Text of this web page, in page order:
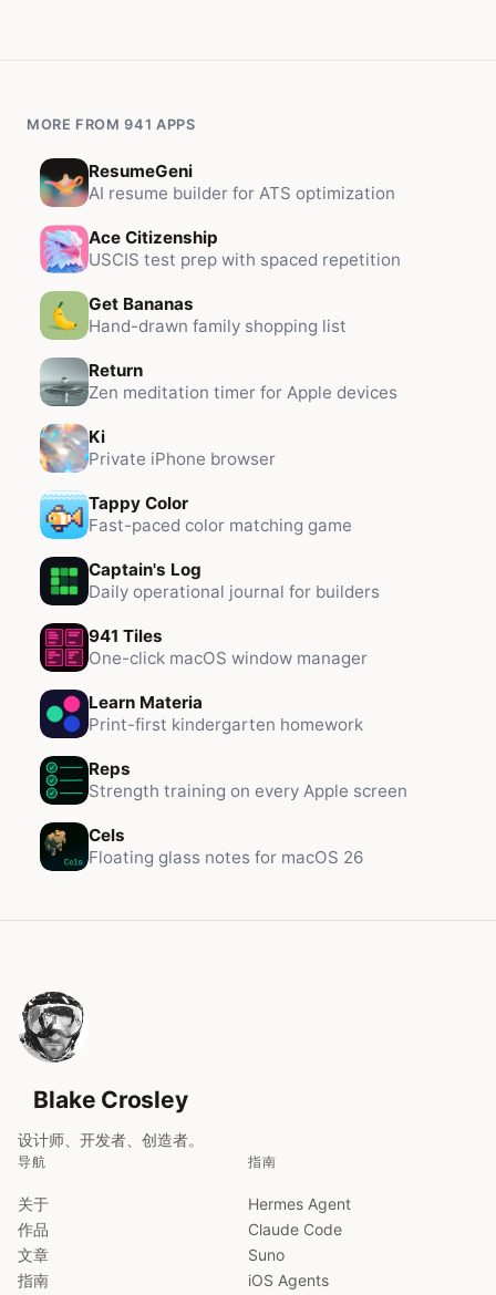
MORE FROM 941 APPS
ResumeGeni
AI resume builder for ATS optimization
Ace Citizenship
USCIS test prep with spaced repetition
Get Bananas
Hand-drawn family shopping list
Return
Zen meditation timer for Apple devices
Ki
Private iPhone browser
Tappy Color
Fast-paced color matching game
Captain's Log
Daily operational journal for builders
941 Tiles
One-click macOS window manager
Learn Materia
Print-first kindergarten homework
Reps
Strength training on every Apple screen
Cels
Floating glass notes for macOS 26
Blake Crosley
设计师、开发者、创造者。
导航
关于
作品
文章
指南
指南
Hermes Agent
Claude Code
Suno
iOS Agents